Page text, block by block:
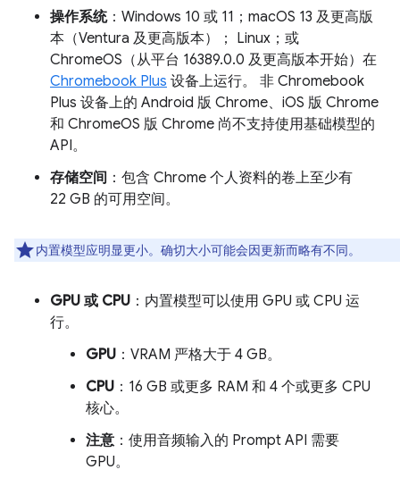
操作系统：Windows 10 或 11；macOS 13 及更高版
本（Ventura 及更高版本）； Linux；或
ChromeOS（从平台 16389.0.0 及更高版本开始）在
Chromebook Plus 设备上运行。 非 Chromebook
Plus 设备上的 Android 版 Chrome、iOS 版 Chrome
和 ChromeOS 版 Chrome 尚不支持使用基础模型的
API。
存储空间 ：包含 Chrome 个人资料的卷上至少有
22 GB 的可用空间。
内置模型应明显更小。确切大小可能会因更新而略有不同。
GPU 或 CPU ：内置模型可以使用 GPU 或 CPU 运
行。
GPU ：VRAM 严格大于 4 GB。
CPU ：16 GB 或更多 RAM 和 4 个或更多 CPU
核心。
注意：使用音频输入的 Prompt API 需要
GPU。